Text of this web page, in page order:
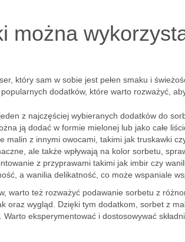
można
który sam w sobie jest pełen smaku i
dodatków, które warto rozważyć,
z najczęściej wybieranych dodatków do
ją dodać w formie mielonej lub jako całe
malin z innymi owocami, takimi jak truskawki
ale także wpływają na kolor sorbetu,
z przyprawami takimi jak imbir czy
a wanilia delikatność, co może wspaniale
warto też rozważyć podawanie sorbetu z
oraz wygląd. Dzięki tym dodatkom, sorbet z
eksperymentować i dostosowywać